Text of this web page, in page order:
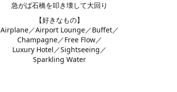
急がば石橋を叩き壊して大回り
【好きなもの】
Airplane／Airport Lounge／Buffet／
Champagne／Free Flow／
Luxury Hotel／Sightseeing／
Sparkling Water